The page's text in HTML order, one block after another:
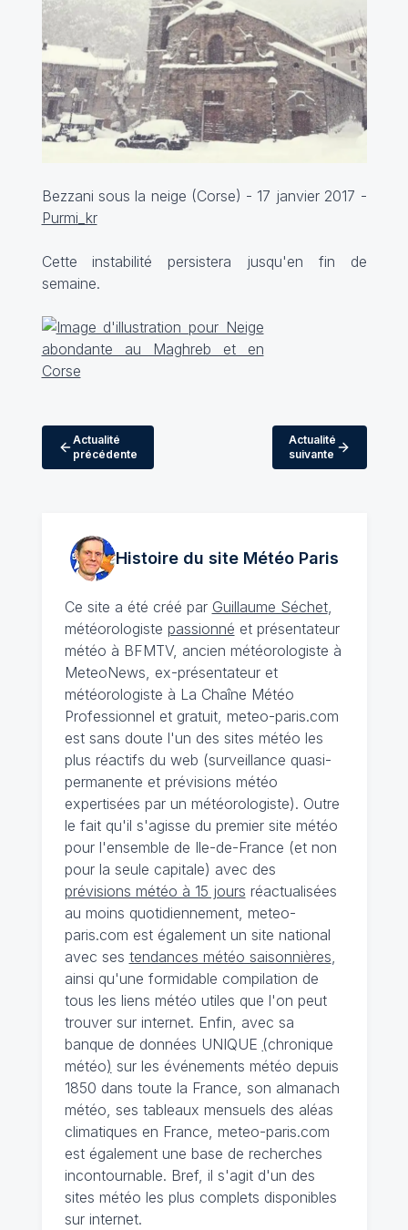
Bezzani sous la neige (Corse) - 17 janvier 2017 -
Purmi_kr
Cette instabilité persistera jusqu'en fin de
semaine.
Actualité
précédente
Actualité
suivante
Histoire du site MétéoParis
Ce site a été créé par Guillaume Séchet,
météorologiste passionné et présentateur
météo à BFMTV, ancien météorologiste à
MeteoNews, ex-présentateur et
météorologiste à La Chaîne Météo
Professionnel et gratuit, meteo-paris.com
est sans doute l'un des sites météo les
plus réactifs du web (surveillance quasi-
permanente et prévisions météo
expertisées par un météorologiste). Outre
le fait qu'il s'agisse du premier site météo
pour l'ensemble de Ile-de-France (et non
pour la seule capitale) avec des
prévisions météo à 15 jours réactualisées
au moins quotidiennement, meteo-
paris.com est également un site national
avec ses tendances météo saisonnières,
ainsi qu'une formidable compilation de
tous les liens météo utiles que l'on peut
trouver sur internet. Enfin, avec sa
banque de données UNIQUE (chronique
météo) sur les événements météo depuis
1850 dans toute la France, son almanach
météo, ses tableaux mensuels des aléas
climatiques en France, meteo-paris.com
est également une base de recherches
incontournable. Bref, il s'agit d'un des
sites météo les plus complets disponibles
sur internet.